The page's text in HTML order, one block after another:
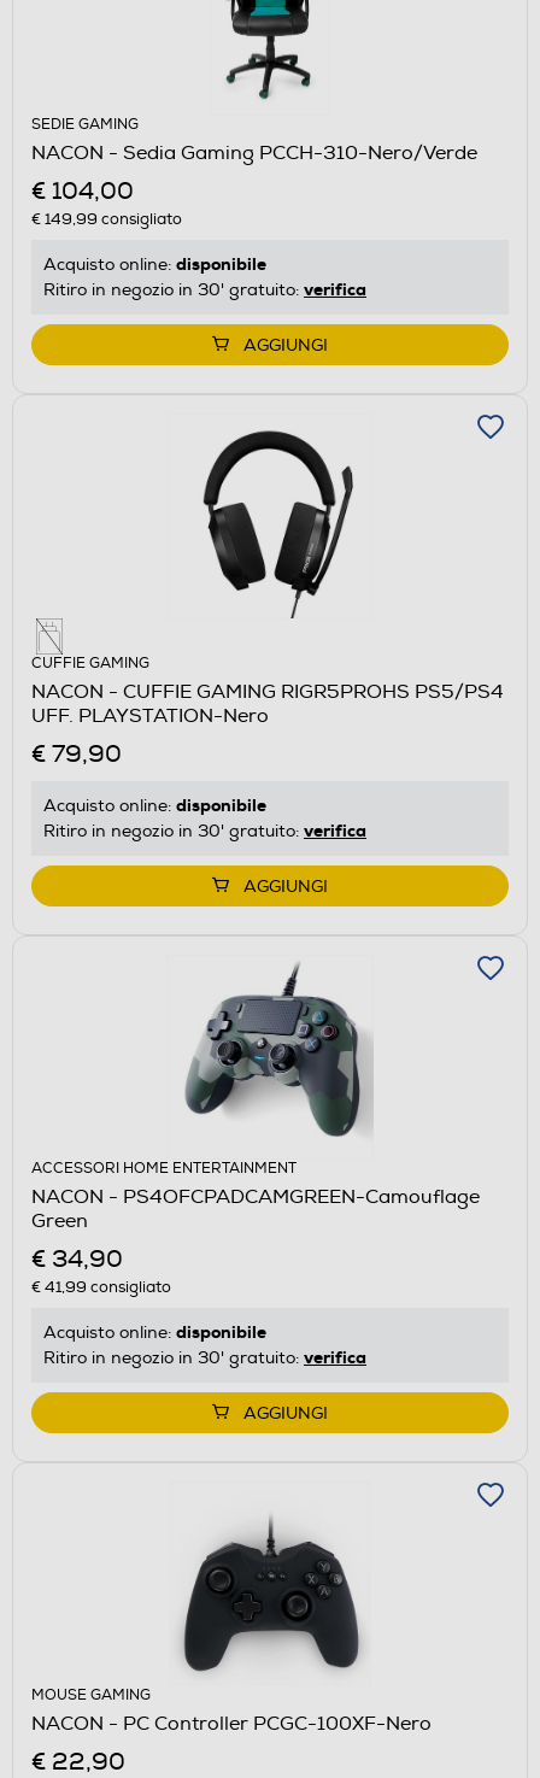
SEDIE GAMING
NACON - Sedia Gaming PCCH-310-Nero/Verde
€ 104,00
€ 149,99 consigliato
Acquisto online: disponibile
Ritiro in negozio in 30' gratuito: verifica
AGGIUNGI
CUFFIE GAMING
NACON - CUFFIE GAMING RIGR5PROHS PS5/PS4
UFF. PLAYSTATION-Nero
€ 79,90
Acquisto online: disponibile
Ritiro in negozio in 30' gratuito: verifica
AGGIUNGI
ACCESSORI HOME ENTERTAINMENT
NACON - PS4OFCPADCAMGREEN-Camouflage
Green
€ 34,90
€ 41,99 consigliato
Acquisto online: disponibile
Ritiro in negozio in 30' gratuito: verifica
AGGIUNGI
MOUSE GAMING
NACON - PC Controller PCGC-100XF-Nero
€ 22,90